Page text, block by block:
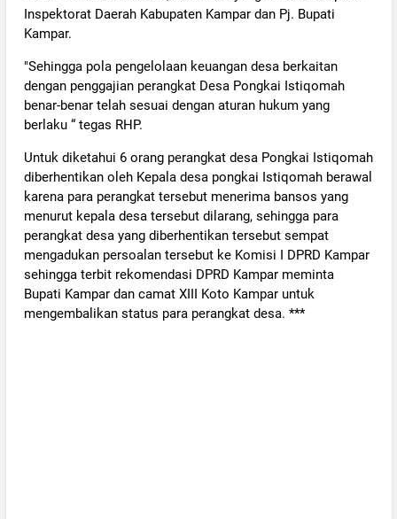
Inspektorat Daerah Kabupaten Kampar dan Pj. Bupati
Kampar.
"Sehingga pola pengelolaan keuangan desa berkaitan
dengan penggajian perangkat Desa Pongkai Istiqomah
benar-benar telah sesuai dengan aturan hukum yang
berlaku “ tegas RHP.
Untuk diketahui 6 orang perangkat desa Pongkai Istiqomah
diberhentikan oleh Kepala desa pongkai Istiqomah berawal
karena para perangkat tersebut menerima bansos yang
menurut kepala desa tersebut dilarang, sehingga para
perangkat desa yang diberhentikan tersebut sempat
mengadukan persoalan tersebut ke Komisi I DPRD Kampar
sehingga terbit rekomendasi DPRD Kampar meminta
Bupati Kampar dan camat XIII Koto Kampar untuk
mengembalikan status para perangkat desa. ***